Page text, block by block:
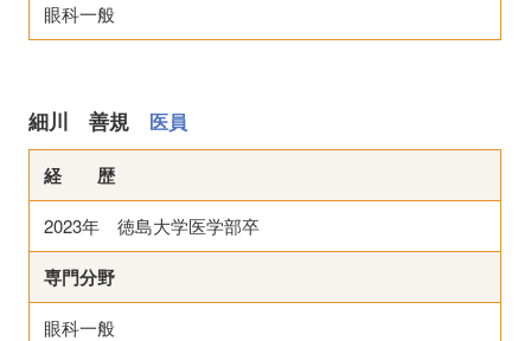
眼科一般
細川 善規 医員
経 歴
2023年 徳島大学医学部卒
専門分野
眼科一般